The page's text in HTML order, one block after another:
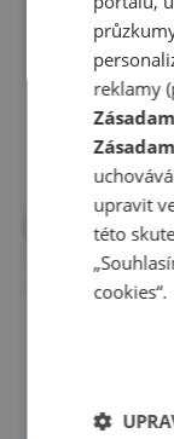
reklamy
upravit
této
cookies“.